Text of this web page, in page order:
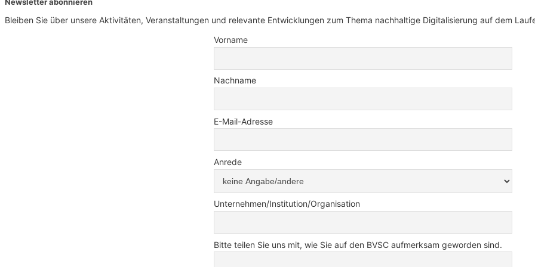
Bleiben Sie über unsere Aktivitäten, Veranstaltungen und relevante Entwicklungen zum Thema nachhaltige Digitalisierung auf dem
Vorname
Nachname
E-Mail-Adresse
Anrede
Unternehmen/Institution/Organisation
Bitte teilen Sie uns mit, wie Sie auf den BVSC aufmerksam geworden sind.